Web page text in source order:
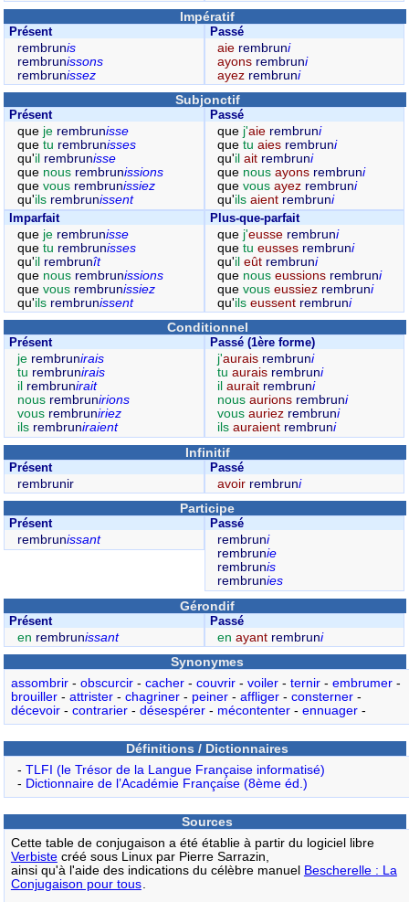
Impératif
Présent
rembrunis
rembrunissons
rembrunissez
Passé
aie rembruni
ayons rembruni
ayez rembruni
Subjonctif
Présent
que je rembrunisse
que tu rembrunisses
qu'il rembrunisse
que nous rembrunissions
que vous rembrunissiez
qu'ils rembrunissent
Passé
que j'aie rembruni
quetuaies rembruni
qu'ilait rembruni
que nousayons rembruni
quevousayez rembruni
qu'ilsaient rembruni
Imparfait
que je rembrunisse
que tu rembrunisses
qu'il rembrunît
que nous rembrunissions
que vous rembrunissiez
qu'ils rembrunissent
Plus-que-parfait
que j'eusse rembruni
quetueusses rembruni
qu'ileût rembruni
que nouseussions rembruni
quevouseussiez rembruni
qu'ilseussent rembruni
Conditionnel
Présent
je rembrunirais
tu rembrunirais
il rembrunirait
nous rembrunirions
vous rembruniriez
ils rembruniraient
Passé (1ère forme)
j'aurais rembruni
tuaurais rembruni
ilaurait rembruni
nousaurions rembruni
vousauriez rembruni
ilsauraient rembruni
Infinitif
Présent
rembrunir
Passé
avoir rembruni
Participe
Présent
rembrunissant
Passé
rembruni
rembrunie
rembrunis
rembrunies
Gérondif
Présent
en rembrunissant
Passé
enayant rembruni
Synonymes
assombrir- obscurcir- cacher- couvrir- voiler- ternir- embrumer-
brouiller- attrister- chagriner- peiner- affliger- consterner-
décevoir- contrarier- désespérer- mécontenter- ennuager-
Définitions / Dictionnaires
- TLFI (le Trésor de la Langue Française informatisé)
- Dictionnaire de l’Académie Française (8ème éd.)
Sources
Cette table de conjugaison a été établie à partir du logiciel libre
Verbistecréé sous Linux par Pierre Sarrazin,
ainsi qu'à l'aide des indications du célèbre manuel Bescherelle : La
Conjugaison pour tous